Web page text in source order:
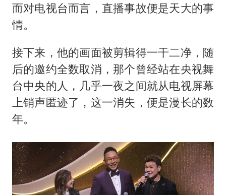
而对电视台而言，直播事故便是天大的事
情。
接下来，他的画面被剪辑得一干二净，随
后的邀约全数取消，那个曾经站在央视舞
台中央的人，几乎一夜之间就从电视屏幕
上销声匿迹了，这一消失，便是漫长的数
年。